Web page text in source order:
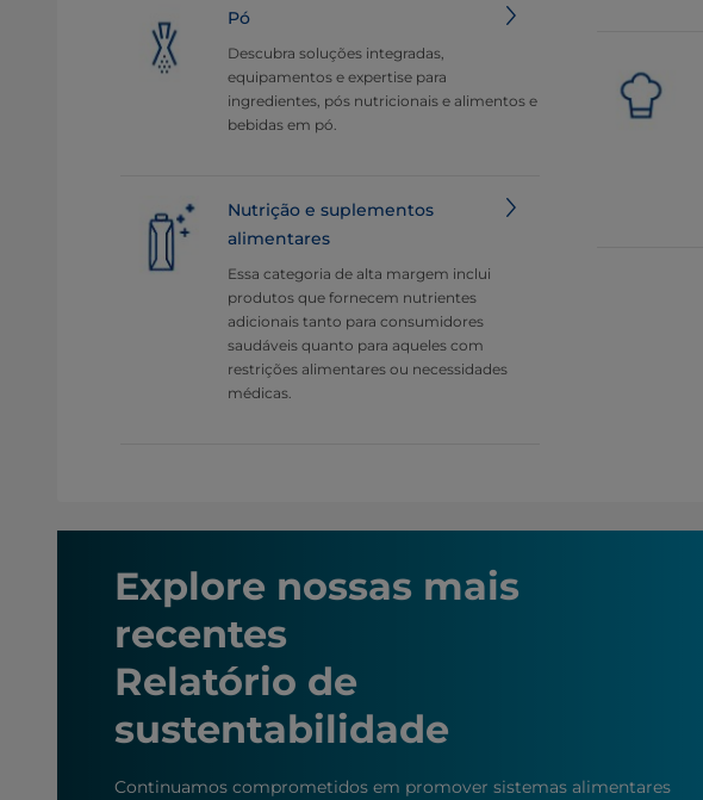
Pó
Descubra soluções integradas,
equipamentos e expertise para
ingredientes, pós nutricionais e alimentos e
bebidas em pó.
Nutrição e suplementos
alimentares
Essa categoria de alta margem inclui
produtos que fornecem nutrientes
adicionais tanto para consumidores
saudáveis quanto para aqueles com
restrições alimentares ou necessidades
médicas.
Explore nossas mais
recentes
Relatório de
sustentabilidade
Continuamos comprometidos em promover sistemas alimentares